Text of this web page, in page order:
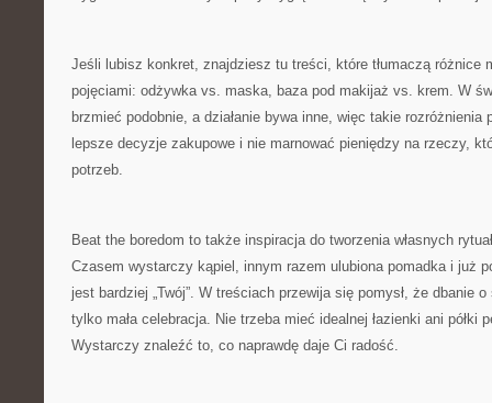
Jeśli lubisz konkret, znajdziesz tu treści, które tłumaczą różnice
pojęciami: odżywka vs. maska, baza pod makijaż vs. krem. W
brzmieć podobnie, a działanie bywa inne, więc takie rozróżnienia
lepsze decyzje zakupowe i nie marnować pieniędzy na rzeczy,
potrzeb.
Beat the boredom to także inspiracja do tworzenia własnych
Czasem wystarczy kąpiel, innym razem ulubiona pomadka i już
jest bardziej „Twój”. W treściach przewija się pomysł, że dbanie
tylko mała celebracja. Nie trzeba mieć idealnej łazienki ani półki
Wystarczy znaleźć to, co naprawdę daje Ci radość.